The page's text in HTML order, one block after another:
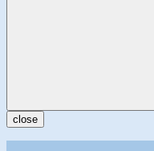
close